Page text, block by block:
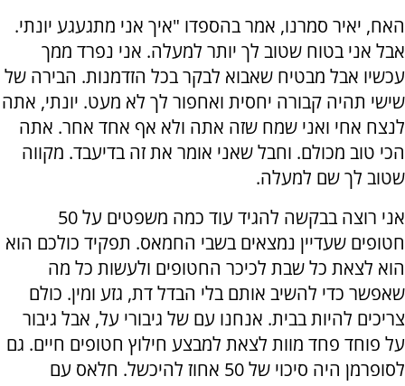
האח, יאיר סמרנו, אמר בהספדו "איך אני מתגעגע יונתי.
אבל אני בטוח שטוב לך יותר למעלה. אני נפרד ממך
עכשיו אבל מבטיח שאבוא לבקר בכל הזדמנות. הבירה של
שישי תהיה קבורה יחסית ואחפור לך לא מעט. יונתי, אתה
לנצח אחי ואני שמח שזה אתה ולא אף אחד אחר. אתה
הכי טוב מכולם. וחבל שאני אומר את זה בדיעבד. מקווה
שטוב לך שם למעלה.
אני רוצה בבקשה להגיד עוד כמה משפטים על 50
חטופים שעדיין נמצאים בשבי החמאס. תפקיד כולכם הוא
הוא לצאת כל שבת לכיכר החטופים ולעשות כל מה
שאפשר כדי להשיב אותם בלי הבדל דת, גזע ומין. כולם
צריכים להיות בבית. אנחנו עם של גיבורי על, אבל גיבור
על פוחד פחד מוות לצאת למבצע חילוץ חטופים חיים. גם
לסופרמן היה סיכוי של 50 אחוז להיכשל. חלאס עם